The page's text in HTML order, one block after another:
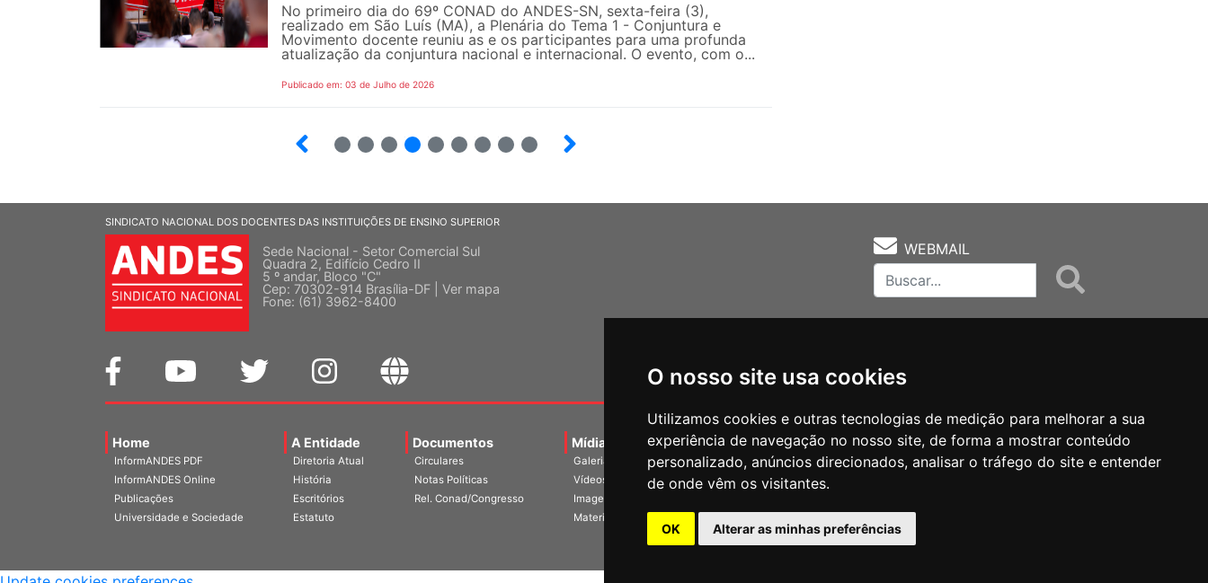
O nosso site usa cookies
Utilizamos cookies e outras tecnologias de medição para melhorar a sua
experiência de navegação no nosso site, de forma a mostrar conteúdo
personalizado, anúncios direcionados, analisar o tráfego do site e entender
de onde vêm os visitantes.
OK Alterar as minhas preferências
No primeiro dia do 69º CONAD do ANDES-SN, sexta-feira (3),
realizado em São Luís (MA), a Plenária do Tema 1 - Conjuntura e
Movimento docente reuniu as e os participantes para uma profunda
atualização da conjuntura nacional e internacional. O evento, com o...
Publicado em: 03 de Julho de 2026
SINDICATO NACIONAL DOS DOCENTES DAS INSTITUIÇÕES DE ENSINO SUPERIOR
Sede Nacional - Setor Comercial Sul
Quadra 2, Edifício Cedro II
5 º andar, Bloco "C"
Cep: 70302-914 Brasília-DF | Ver mapa
Fone: (61) 3962-8400
WEBMAIL
Home
InformANDES PDF
InformANDES Online
Publicações
Universidade e Sociedade
A Entidade
Diretoria Atual
História
Escritórios
Estatuto
Documentos
Circulares
Notas Políticas
Rel. Conad/Congresso
Mídias
Galerias
Vídeos
Imagens
Materiais
Agenda Notícias Notas Técnicas Fale Conocsco